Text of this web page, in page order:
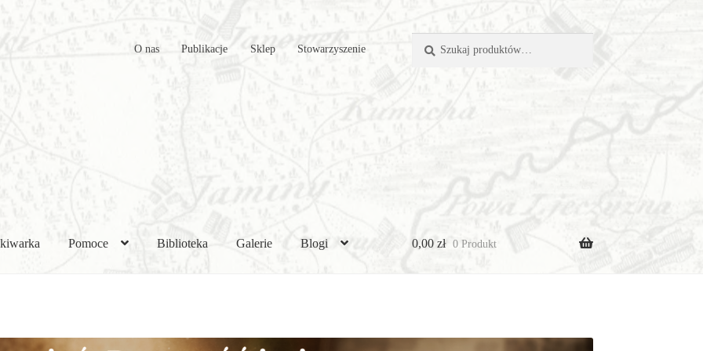
O nas Publikacje Sklep Stowarzyszenie
Pomoce Biblioteka Galerie Blogi 0,00 zł 0 Produkt